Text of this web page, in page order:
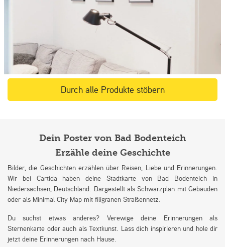
Durch alle Produkte stöbern
Dein Poster von Bad Bodenteich
Erzähle deine Geschichte
Bilder, die Geschichten erzählen über Reisen, Liebe und Erinnerungen.
Wir bei Cartida haben deine Stadtkarte von Bad Bodenteich in
Niedersachsen, Deutschland. Dargestellt als Schwarzplan mit Gebäuden
oder als Minimal City Map mit filigranen Straßennetz.
Du suchst etwas anderes? Verewige deine Erinnerungen als
Sternenkarte oder auch als Textkunst. Lass dich inspirieren und hole dir
jetzt deine Erinnerungen nach Hause.